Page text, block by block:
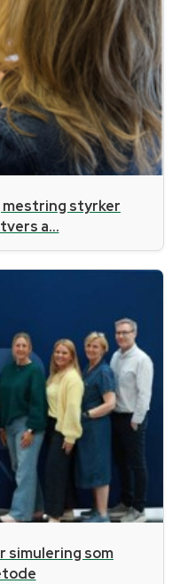
styrker
a...
simulering som